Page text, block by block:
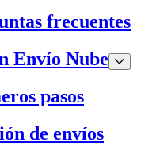
frecuentes
Envío Nube
pasos
de envíos